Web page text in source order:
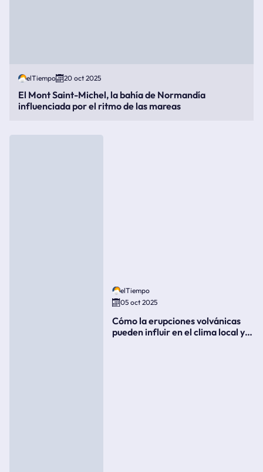
elTiempo 20 oct 2025
El Mont Saint-Michel, la bahía de Normandía
influenciada por el ritmo de las mareas
elTiempo
05 oct 2025
Cómo la erupciones volvánicas
pueden influir en el clima local y